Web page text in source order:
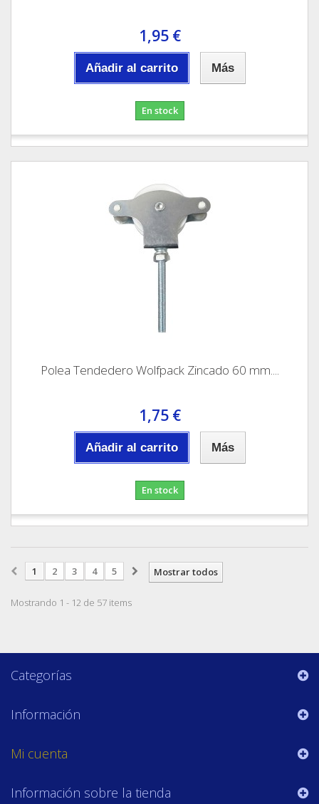
1,95 €
Añadir al carrito Más
En stock
Polea Tendedero Wolfpack Zincado 60 mm....
1,75 €
Añadir al carrito Más
En stock
Mostrar todos
1 2 3 4 5
Mostrando 1 - 12 de 57 items
Categorías
Información
Mi cuenta
Información sobre la tienda